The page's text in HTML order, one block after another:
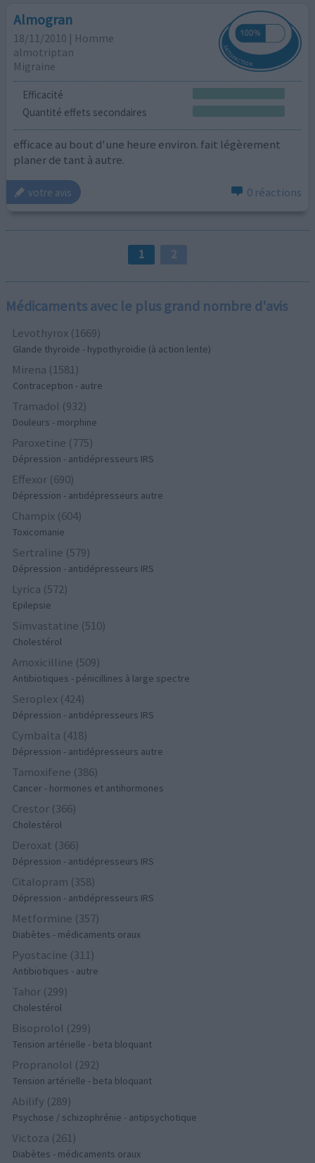
Almogran
18/11/2010 | Homme
almotriptan
Migraine
Efficacité
Quantité effets secondaires
efficace au bout d'une heure environ. fait légèrement
planer de tant à autre.
votre avis 0 réactions
1 2
Médicaments avec le plus grand nombre d'avis
Levothyrox (1669)
Glande thyroïde - hypothyroïdie (à action lente)
Mirena (1581)
Contraception - autre
Tramadol (932)
Douleurs - morphine
Paroxetine (775)
Dépression - antidépresseurs IRS
Effexor (690)
Dépression - antidépresseurs autre
Champix (604)
Toxicomanie
Sertraline (579)
Dépression - antidépresseurs IRS
Lyrica (572)
Epilepsie
Simvastatine (510)
Cholestérol
Amoxicilline (509)
Antibiotiques - pénicillines à large spectre
Seroplex (424)
Dépression - antidépresseurs IRS
Cymbalta (418)
Dépression - antidépresseurs autre
Tamoxifene (386)
Cancer - hormones et antihormones
Crestor (366)
Cholestérol
Deroxat (366)
Dépression - antidépresseurs IRS
Citalopram (358)
Dépression - antidépresseurs IRS
Metformine (357)
Diabètes - médicaments oraux
Pyostacine (311)
Antibiotiques - autre
Tahor (299)
Cholestérol
Bisoprolol (299)
Tension artérielle - beta bloquant
Propranolol (292)
Tension artérielle - beta bloquant
Abilify (289)
Psychose / schizophrénie - antipsychotique
Victoza (261)
Diabètes - médicaments oraux